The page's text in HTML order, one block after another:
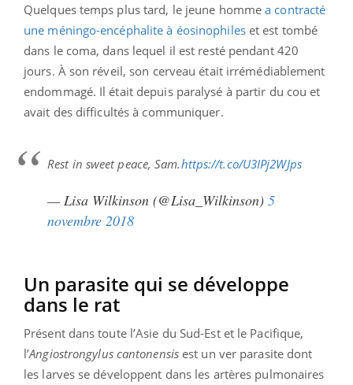
Quelques temps plus tard, le jeune hommea contracté
une méningo-encéphalite à éosinophileset est tombé
dans le coma, dans lequel il est resté pendant 420
jours. À son réveil, son cerveau était irrémédiablement
endommagé. Il était depuis paralysé à partir du cou et
avait des difficultés à communiquer.
Rest in sweet peace, Sam.https://t.co/U3IPj2WJps
— Lisa Wilkinson (@Lisa_Wilkinson) 5
novembre 2018
Un parasite qui se développe
dans le rat
Présent dans toute l’Asie du Sud-Est et le Pacifique,
l’Angiostrongylus cantonensisest un ver parasite dont
les larves se développent dans les artères pulmonaires